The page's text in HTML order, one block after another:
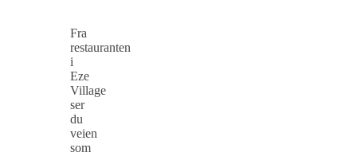
Fra
restauranten
i
Eze
Village
ser
du
veien
som